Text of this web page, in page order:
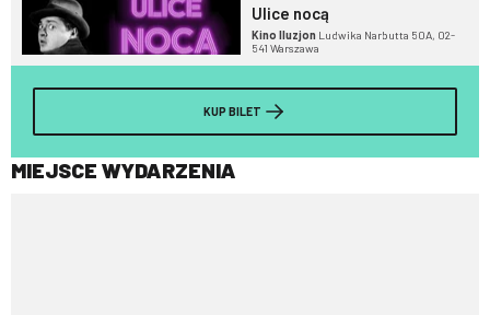
Ulice nocą
Kino Iluzjon Ludwika Narbutta 50A, 02-
541 Warszawa
KUP BILET
MIEJSCE WYDARZENIA